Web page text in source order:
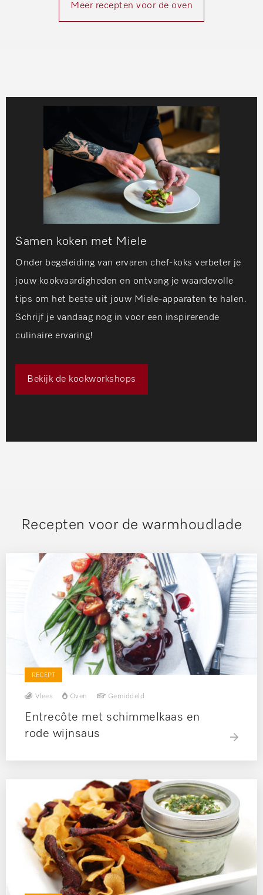
Meer recepten voor de oven
Samen koken met Miele
Onder begeleiding van ervaren chef-koks verbeter je
jouw kookvaardigheden en ontvang je waardevolle
tips om het beste uit jouw Miele-apparaten te halen.
Schrijf je vandaag nog in voor een inspirerende
culinaire ervaring!
Bekijk de kookworkshops
Recepten voor de warmhoudlade
RECEPT
Vlees Oven Gemiddeld
Entrecôte met schimmelkaas en
rode wijnsaus